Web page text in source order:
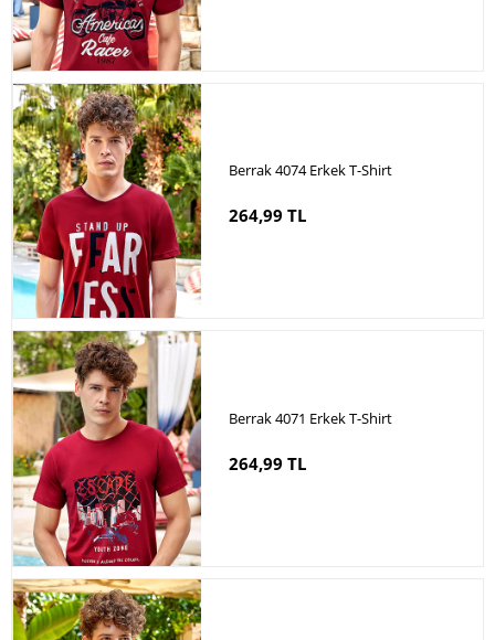
Berrak 4074 Erkek T-Shirt
264,99 TL
Berrak 4071 Erkek T-Shirt
264,99 TL